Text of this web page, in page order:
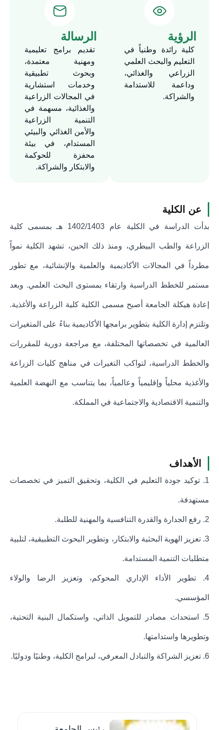
الرؤية
كلية رائدة وطنياً في
التعليم والبحث العلمي
الزراعي والغذائي،
وداعمة للاستدامة
والشراكة.
الرسالة
تقديم برامج تعليمية
ومهنية معتمدة،
وبحوث تطبيقية
وخدمات استشارية
في المجالات الزراعية
والغذائية، مسهمة في
التنمية الزراعية
والأمن الغذائي والبيئي
المستدام، في بيئة
محفزة للحوكمة
والابتكار والشراكة.
عن الكلية
بدأت الدراسة في الكلية عام 1402/1403 هـ بمسمى كلية
الزراعة والطب البيطري، ومنذ ذلك الحين، تشهد الكلية نمواً
مطرداً في المجالات الأكاديمية والعلمية والإنشائية، مع تطور
مستمر للخطط الدراسية وارتقاء بمستوى البحث العلمي. وبعد
إعادة هيكلة الجامعة أصبح مسمى الكلية كلية الزراعة والأغذية.
وتلتزم إدارة الكلية بتطوير برامجها الأكاديمية بناءً على المتغيرات
العالمية في تخصصاتها المختلفة، مع مراجعة دورية للمقررات
والخطط الدراسية، لتواكب التغيرات في مناهج كليات الزراعة
والأغذية محلياً وإقليمياً وعالمياً، بما يتناسب مع النهضة العلمية
والتنمية الاقتصادية والاجتماعية في المملكة.
الأهداف
1. توكيد جودة التعليم في الكلية، وتحقيق التميز في تخصصات
مستهدفة.
2. رفع الجدارة والقدرة التنافسية والمهنية للطلبة.
3. تعزيز الهوية البحثية والابتكار، وتطوير البحوث التطبيقية، لتلبية
متطلبات التنمية المستدامة.
4. تطوير الأداء الإداري المحوكم، وتعزيز الرضا والولاء
المؤسسي.
5. استحداث مصادر للتمويل الذاتي، واستكمال البنية التحتية،
وتطويرها واستدامتها.
6. تعزيز الشراكة والتبادل المعرفي، لبرامج الكلية، وطنيًا ودوليًا.